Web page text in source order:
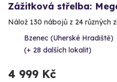
Zážitková střelba:
Nálož 130 nábojů z 24 různých
Bzenec (Uherské Hradiště)
(+ 28 dalších lokalit)
4 999 Kč